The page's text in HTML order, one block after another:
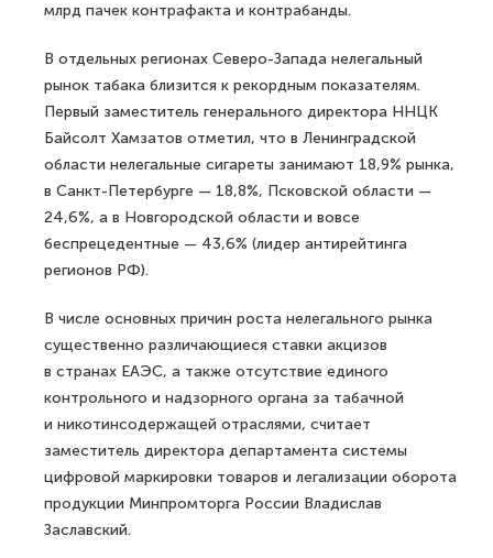
млрд пачек контрафакта и контрабанды.
В отдельных регионах Северо-Запада нелегальный
рынок табака близится к рекордным показателям.
Первый заместитель генерального директора ННЦК
Байсолт Хамзатов отметил, что в Ленинградской
области нелегальные сигареты занимают 18,9% рынка,
в Санкт-Петербурге — 18,8%, Псковской области —
24,6%, а в Новгородской области и вовсе
беспрецедентные — 43,6% (лидер антирейтинга
регионов РФ).
В числе основных причин роста нелегального рынка
существенно различающиеся ставки акцизов
в странах ЕАЭС, а также отсутствие единого
контрольного и надзорного органа за табачной
и никотинсодержащей отраслями, считает
заместитель директора департамента системы
цифровой маркировки товаров и легализации оборота
продукции Минпромторга России Владислав
Заславский.